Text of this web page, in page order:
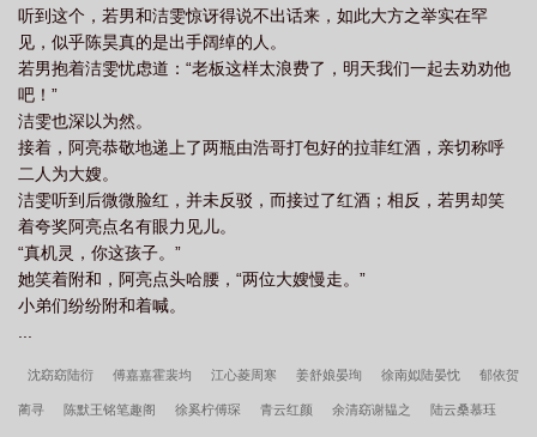
听到这个，若男和洁雯惊讶得说不出话来，如此大方之举实在罕
见，似乎陈昊真的是出手阔绰的人。
若男抱着洁雯忧虑道：“老板这样太浪费了，明天我们一起去劝劝他
吧！”
洁雯也深以为然。
接着，阿亮恭敬地递上了两瓶由浩哥打包好的拉菲红酒，亲切称呼
二人为大嫂。
洁雯听到后微微脸红，并未反驳，而接过了红酒；相反，若男却笑
着夸奖阿亮点名有眼力见儿。
“真机灵，你这孩子。”
她笑着附和，阿亮点头哈腰，“两位大嫂慢走。”
小弟们纷纷附和着喊。
沈窈窈陆衍 傅嘉嘉霍裴均 江心菱周寒 姜舒娘晏珣 徐南姒陆晏忱 郁依贺
蔺寻 陈默王铭笔趣阁 徐奚柠傅琛 青云红颜 余清窈谢韫之 陆云桑慕珏